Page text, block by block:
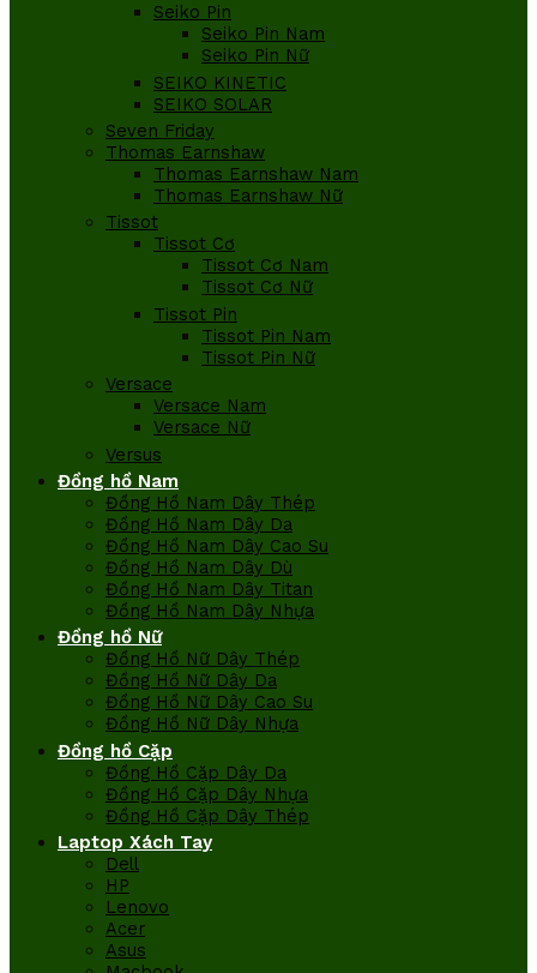
Seiko Pin
Seiko Pin Nam
Seiko Pin Nữ
SEIKO KINETIC
SEIKO SOLAR
Seven Friday
Thomas Earnshaw
Thomas Earnshaw Nam
Thomas Earnshaw Nữ
Tissot
Tissot Cơ
Tissot Cơ Nam
Tissot Cơ Nữ
Tissot Pin
Tissot Pin Nam
Tissot Pin Nữ
Versace
Versace Nam
Versace Nữ
Versus
Đồng hồ Nam
Đồng Hồ Nam Dây Thép
Đồng Hồ Nam Dây Da
Đồng Hồ Nam Dây Cao Su
Đồng Hồ Nam Dây Dù
Đồng Hồ Nam Dây Titan
Đồng Hồ Nam Dây Nhựa
Đồng hồ Nữ
Đồng Hồ Nữ Dây Thép
Đồng Hồ Nữ Dây Da
Đồng Hồ Nữ Dây Cao Su
Đồng Hồ Nữ Dây Nhựa
Đồng hồ Cặp
Đồng Hồ Cặp Dây Da
Đồng Hồ Cặp Dây Nhựa
Đồng Hồ Cặp Dây Thép
Laptop Xách Tay
Dell
HP
Lenovo
Acer
Asus